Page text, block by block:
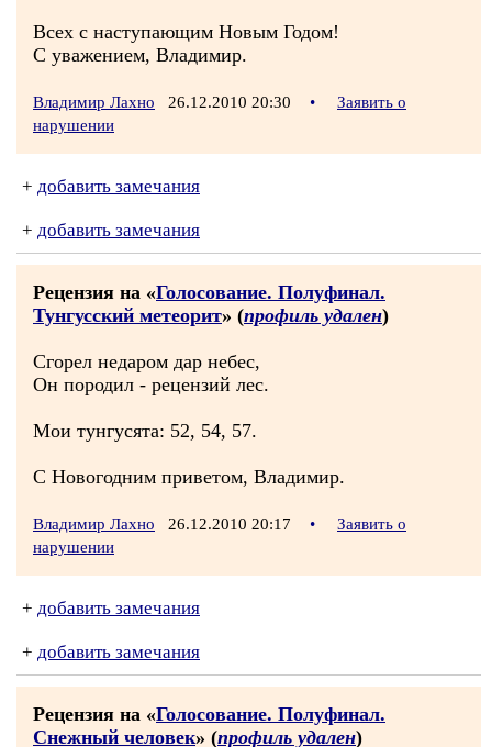
Всех с наступающим Новым Годом!
С уважением, Владимир.
Владимир Лахно 26.12.2010 20:30 •
Заявить о
нарушении
+ добавить замечания
+ добавить замечания
Рецензия на «Голосование. Полуфинал.
Тунгусский метеорит» (профиль удален)
Сгорел недаром дар небес,
Он породил - рецензий лес.
Мои тунгусята: 52, 54, 57.
С Новогодним приветом, Владимир.
Владимир Лахно 26.12.2010 20:17 •
Заявить о
нарушении
+ добавить замечания
+ добавить замечания
Рецензия на «Голосование. Полуфинал.
Снежный человек» (профиль удален)